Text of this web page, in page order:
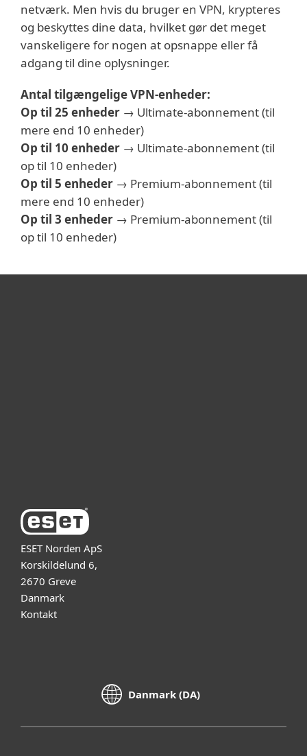
netværk. Men hvis du bruger en VPN, krypteres
og beskyttes dine data, hvilket gør det meget
vanskeligere for nogen at opsnappe eller få
adgang til dine oplysninger.
Antal tilgængelige VPN-enheder:
Op til 25 enheder → Ultimate-abonnement (til
mere end 10 enheder)
Op til 10 enheder → Ultimate-abonnement (til
op til 10 enheder)
Op til 5 enheder → Premium-abonnement (til
mere end 10 enheder)
Op til 3 enheder → Premium-abonnement (til
op til 10 enheder)
ESET Norden ApS
Korskildelund 6,
2670 Greve
Danmark
Kontakt
Danmark (DA)